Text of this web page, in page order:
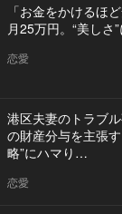
「お金をかけるほ
月25万円。“美しさ
恋愛
港区夫妻のトラブ
の財産分与を主張
略”にハマり…
恋愛